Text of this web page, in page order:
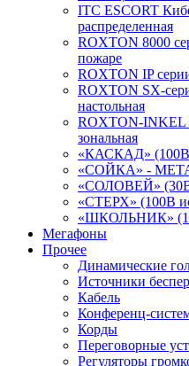
ITC ESCORT
распределенная
ROXTON 8000
пожаре
ROXTON IP
ROXTON SX-
настольная
ROXTON-INKEL
зональная
«КАСКАД»
«СОЙКА» - МЕТА
«СОЛОВЕЙ»
«СТЕРХ» (100В
«ШКОЛЬНИК»
Мегафоны
Прочее
Динамические
Источники
Кабель
Конференц-
Корды
Переговорные
Регуляторы